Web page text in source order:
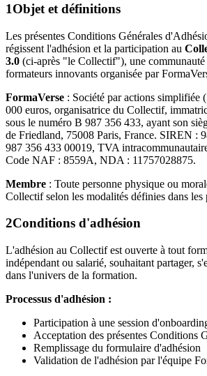
1Objet et définitions
Les présentes Conditions Générales
régissent l'adhésion et la participation au
3.0 (ci-après "le Collectif"), une
formateurs innovants organisée par
FormaVerse : Société par actions simplifiée
000 euros, organisatrice du Collectif,
sous le numéro B 987 356 433, ayant son
de Friedland, 75008 Paris, France. SIREN :
987 356 433 00019, TVA
Code NAF : 8559A, NDA : 11757028875.
Membre : Toute personne physique ou
Collectif selon les modalités définies dans les
2Conditions d'adhésion
L'adhésion au Collectif est ouverte à tout
indépendant ou salarié, souhaitant partager,
dans l'univers de la formation.
Processus d'adhésion :
Participation à une session
Acceptation des présentes Conditions
Remplissage du formulaire d'adhésion
Validation de l'adhésion par l'équipe